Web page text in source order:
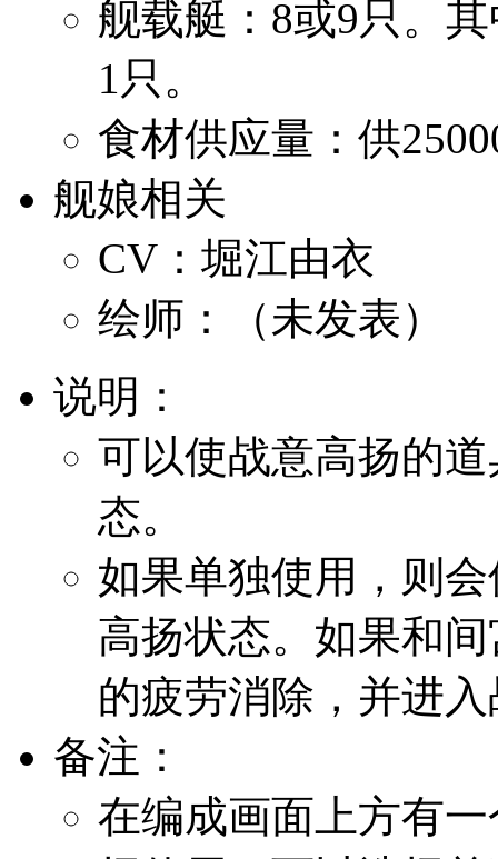
舰载艇：8或9只。
1只。
食材供应量：供
舰娘相关
CV：堀江由衣
绘师：（未发表）
说明：
可以使战意高扬的
态。
如果单独使用，则
高扬状态。如果和
的疲劳消除，并进
备注：
在编成画面上方有